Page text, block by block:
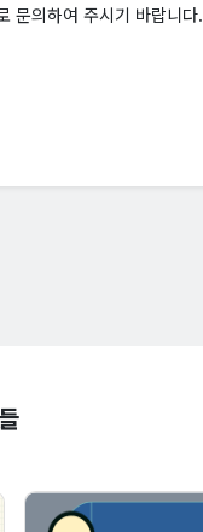
문의하여 주시기 바랍니다.